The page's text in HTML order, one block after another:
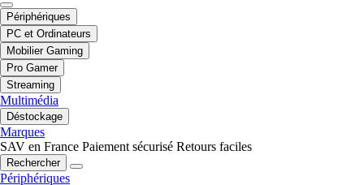
Périphériques
PC et Ordinateurs
Mobilier Gaming
Pro Gamer
Streaming
Multimédia
Déstockage
Marques
SAV en France Paiement sécurisé Retours faciles
Rechercher
Périphériques